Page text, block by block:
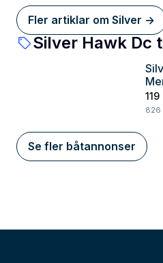
Fler artiklar om Silver ->
Silver Hawk Dc
826
Se fler båtannonser